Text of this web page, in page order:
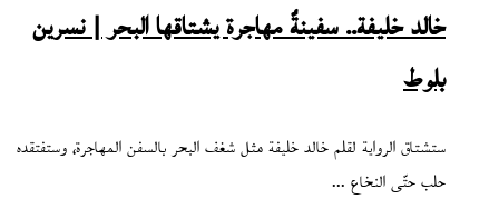
خالد خليفة.. سفينةٌ مهاجرة يشتاقها البحر | نسرين
بلوط
ستشتاق الرواية لقلم خالد خليفة مثل شغف البحر بالسفن المهاجرة، وستفتقده
حلب حتّى النخاع ...